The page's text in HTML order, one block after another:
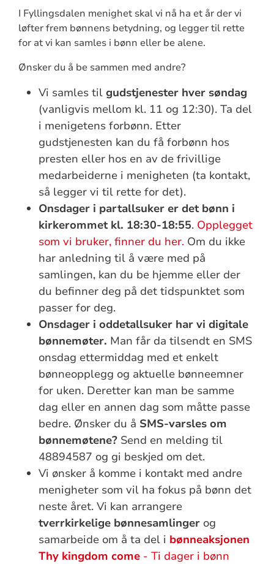
I Fyllingsdalen menighet skal vi nå ha et år der vi
løfter frem bønnens betydning, og legger til rette
for at vi kan samles i bønn eller be alene.
Ønsker du å be sammen med andre?
Vi samles tilgudstjenester hver søndag
(vanligvis mellom kl. 11 og 12:30). Ta del
i menigetens forbønn. Etter
gudstjenesten kan du få forbønn hos
presten eller hos en av de frivillige
medarbeiderne i menigheten (ta kontakt,
så legger vi til rette for det).
Onsdager i partallsuker er det bønn i
kirkerommet kl. 18:30-18:55. Opplegget
som vi bruker, finner du her. Om du ikke
har anledning til å være med på
samlingen, kan du be hjemme eller der
du befinner deg på det tidspunktet som
passer for deg.
Onsdager i oddetallsuker har vi digitale
bønnemøter. Man får da tilsendt en SMS
onsdag ettermiddag med et enkelt
bønneopplegg og aktuelle bønneemner
for uken. Deretter kan man be samme
dag eller en annen dag som måtte passe
bedre. Ønsker du å SMS-varsles om
bønnemøtene? Send en melding til
48894587 og gi beskjed om det.
Vi ønsker å komme i kontakt med andre
menigheter som vil ha fokus på bønn det
neste året. Vi kan arrangere
tverrkirkelige bønnesamlinger og
samarbeide om å ta del i bønneaksjonen
Thy kingdom come - Ti dager i bønn